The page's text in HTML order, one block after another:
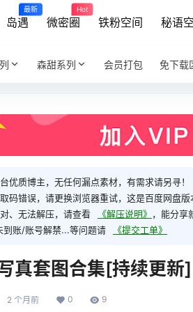
岛遇
最新
微密圈
Hot
铁粉空间 秘语
森甜系列 会员打包 免下载
优质博主，无任何漏点素材，有需求请另寻！
码错误，请更换浏览器重试，这是百度网盘版
、无法解压，请查看
《解压说明》 ，能分享
账/账号解禁...等问题请
《提交工单》
真套图合集[持续更新]
2 个月前 0 9